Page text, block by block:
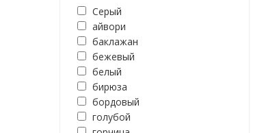
Серый
айвори
баклажан
бежевый
белый
бирюза
бордовый
голубой